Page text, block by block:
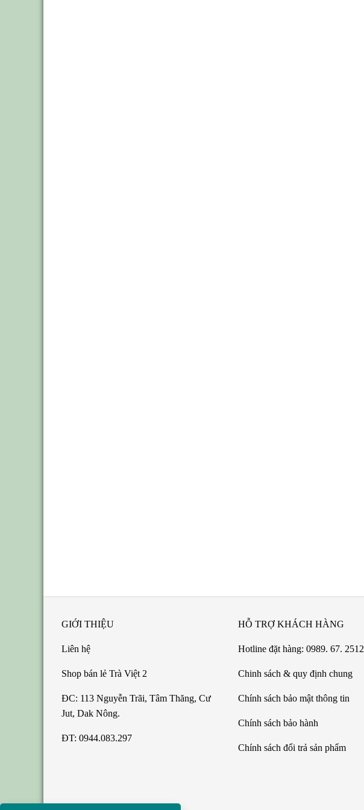
GIỚI THIỆU
Liên hệ
Shop bán lẻ Trà Việt 2
ĐC: 113 Nguyễn Trãi, Tâm Thăng, Cư
Jut, Dak Nông.
ĐT: 0944.083.297
HỖ TRỢ KHÁCH HÀNG
Hotline đặt hàng: 0989. 67. 2512
Chinh sách & quy định chung
Chính sách bảo mật thông tin
Chính sách bảo hành
Chính sách đổi trả sản phẩm